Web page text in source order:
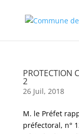
PROTECTION
2
26 Juil, 2018
M. le Préfet
préfectoral, n°